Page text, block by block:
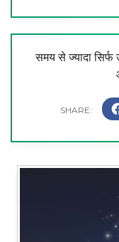
समय से ज्यादा सिर्फ